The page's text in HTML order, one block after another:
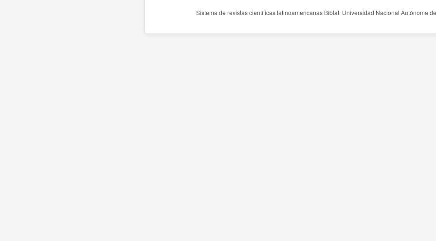
Sistema de revistas científicas latinoamericanas Biblat. Universidad Nacional Autónoma